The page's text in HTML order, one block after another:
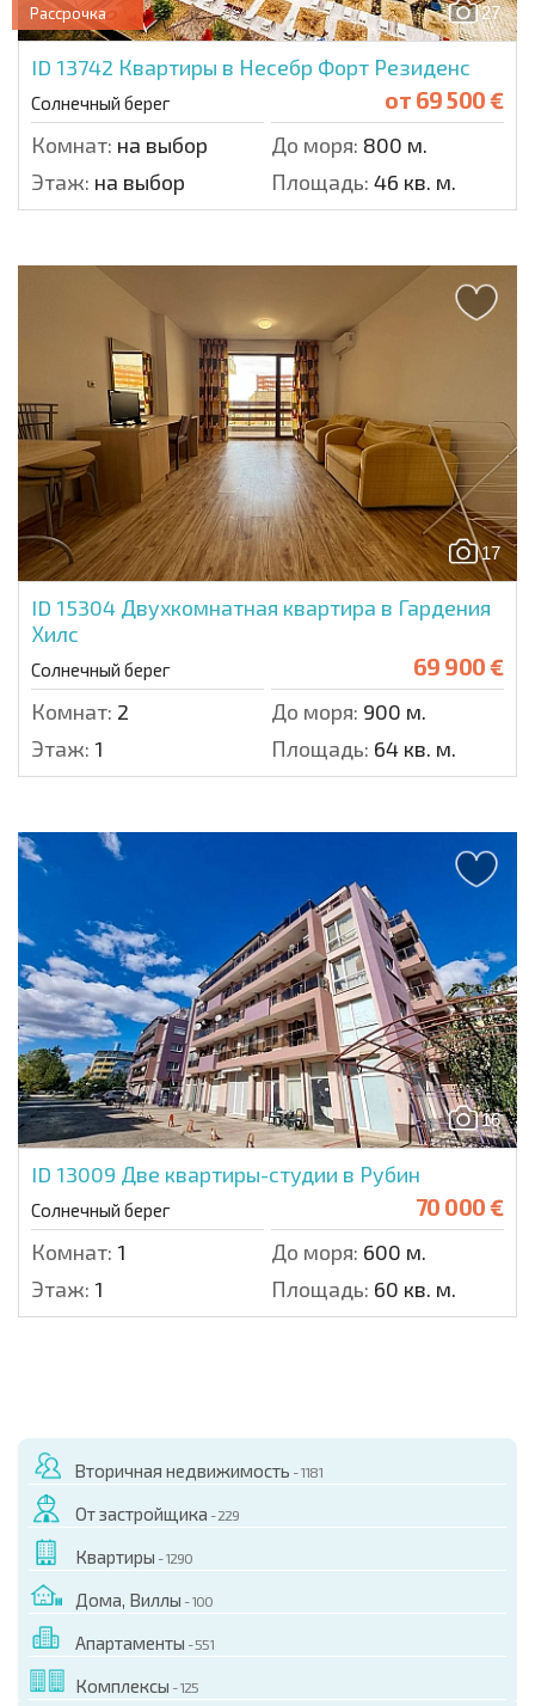
27
Рассрочка
ID 13742 Квартиры в Несебр Форт Резиденс
Солнечный берег от 69 500 €
Комнат: на выбор До моря: 800 м.
Этаж: на выбор Площадь: 46 кв. м.
17
ID 15304 Двухкомнатная квартира в Гардения
Хилс
Солнечный берег 69 900 €
Комнат: 2 До моря: 900 м.
Этаж: 1 Площадь: 64 кв. м.
16
ID 13009 Две квартиры-студии в Рубин
Солнечный берег 70 000 €
Комнат: 1 До моря: 600 м.
Этаж: 1 Площадь: 60 кв. м.
Вторичная недвижимость - 1181
От застройщика - 229
Квартиры - 1290
Дома, Виллы - 100
Апартаменты - 551
Комплексы - 125